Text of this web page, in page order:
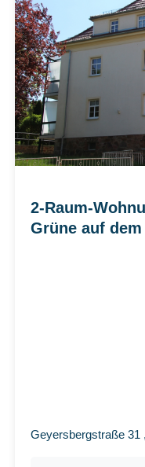
2-Raum-
Grüne auf
Geyersbergstraße 31